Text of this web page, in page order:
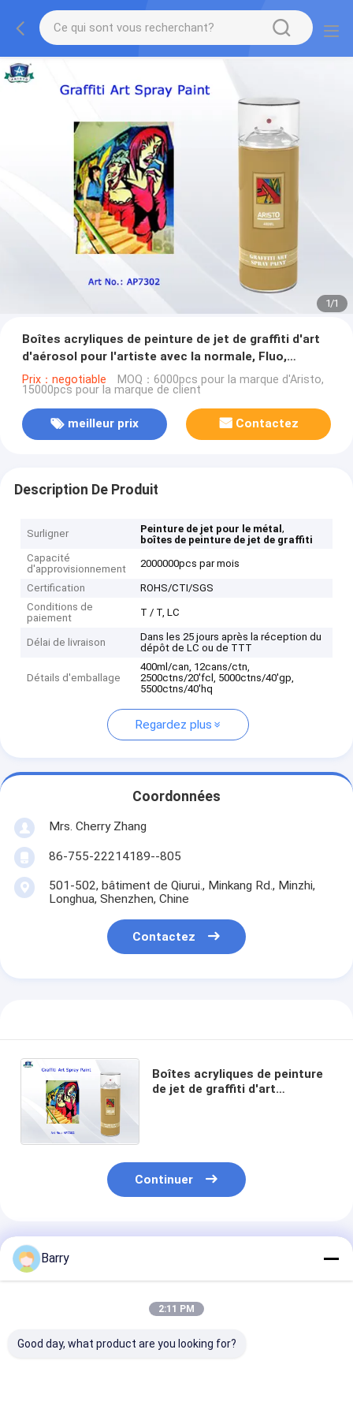
1/1
Boîtes acryliques de peinture de jet de graffiti d'art
d'aérosol pour l'artiste avec la normale, Fluo,
couleur métallique
Prix：negotiable MOQ：6000pcs pour la marque d'Aristo,
15000pcs pour la marque de client
meilleur prix Contactez
Description De Produit
Surligner Peinture de jet pour le métal,
boîtes de peinture de jet de graffiti
Capacité
d'approvisionnement
2000000pcs par mois
Certification
ROHS/CTI/SGS
Conditions de
paiement
T / T, LC
Délai de livraison
Dans les 25 jours après la réception du
dépôt de LC ou de TTT
Détails d'emballage
400ml/can, 12cans/ctn,
2500ctns/20'fcl, 5000ctns/40'gp,
5500ctns/40'hq
Regardez plus
Coordonnées
Mrs. Cherry Zhang
86-755-22214189--805
501-502, bâtiment de Qiurui., Minkang Rd., Minzhi,
Longhua, Shenzhen, Chine
Contactez
Boîtes acryliques de peinture
de jet de graffiti d'art
Continuer
Produits Recommandés
Barry
2:11 PM
Good day, what product are you looking for?